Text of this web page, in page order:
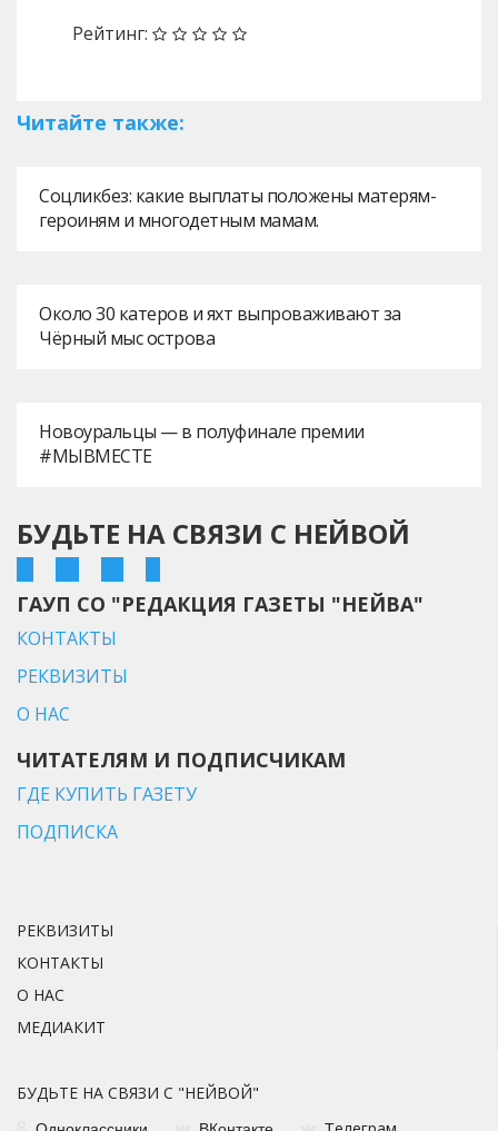
Рейтинг:
Читайте также:
Соцликбез: какие выплаты положены матерям-
героиням и многодетным мамам.
Около 30 катеров и яхт выпроваживают за
Чёрный мыс острова
Новоуральцы — в полуфинале премии
#МЫВМЕСТЕ
БУДЬТЕ НА СВЯЗИ С НЕЙВОЙ
ГАУП СО "РЕДАКЦИЯ ГАЗЕТЫ "НЕЙВА"
КОНТАКТЫ
РЕКВИЗИТЫ
О НАС
ЧИТАТЕЛЯМ И ПОДПИСЧИКАМ
ГДЕ КУПИТЬ ГАЗЕТУ
ПОДПИСКА
РЕКВИЗИТЫ
КОНТАКТЫ
О НАС
МЕДИАКИТ
БУДЬТЕ НА СВЯЗИ С "НЕЙВОЙ"